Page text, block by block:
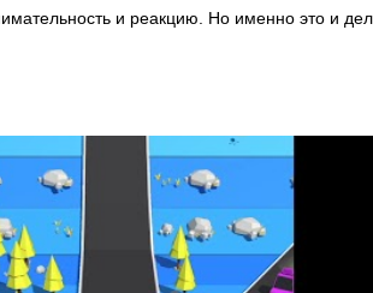
и реакцию. Но именно это и